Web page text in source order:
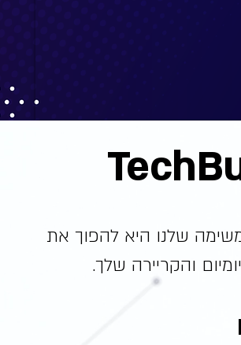
שלנו היא להפוך את
והקריירה שלך.